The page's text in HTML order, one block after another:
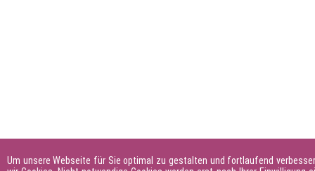
Um unsere Webseite für Sie optimal zu gestalten und fortlaufend